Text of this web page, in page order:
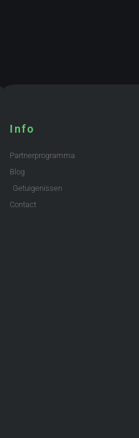
Info
Partnerprogramma
Blog
Getuigenissen
Contact